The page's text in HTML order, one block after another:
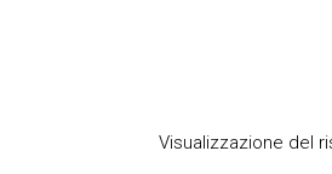
Visualizzazione del